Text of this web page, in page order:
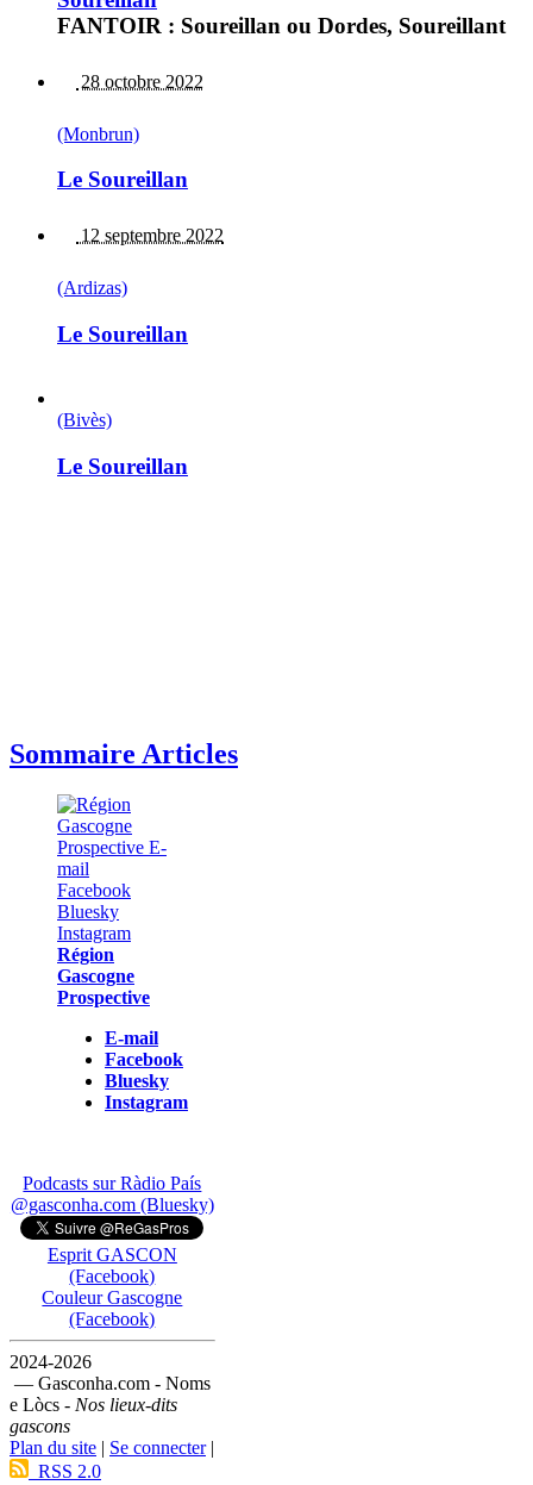
FANTOIR : Soureillan ou Dordes, Soureillant
28 octobre 2022
(Monbrun)
Le Soureillan
12 septembre 2022
(Ardizas)
Le Soureillan
(Bivès)
Le Soureillan
Sommaire Articles
Région
Gascogne
Prospective
E-mail
Facebook
Bluesky
Instagram
Podcasts sur Ràdio País
@gasconha.com (Bluesky)
Esprit GASCON
(Facebook)
Couleur Gascogne
(Facebook)
2024-2026
— Gasconha.com - Noms
e Lòcs - Nos lieux-dits
gascons
Plan du site | Se connecter|
RSS 2.0